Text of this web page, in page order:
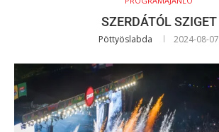
SZERDÁTÓL SZIGET
Pöttyöslabda 2024-08-07